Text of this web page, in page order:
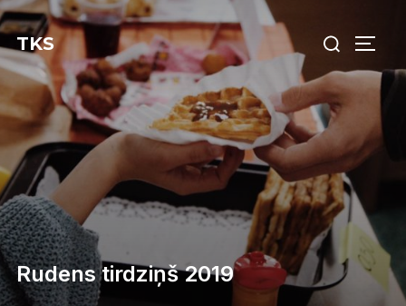
Skip
to
content
TKS
for:
Rudens tirdziņš 2019